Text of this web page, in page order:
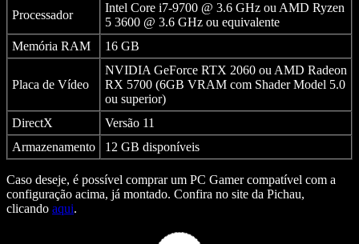
Processador
Intel Core i7-9700 @ 3.6 GHz ou AMD Ryzen
5 3600 @ 3.6 GHz ou equivalente
Memória RAM
16 GB
Placa de Vídeo
NVIDIA GeForce RTX 2060 ou AMD Radeon
RX 5700 (6GB VRAM com Shader Model 5.0
ou superior)
DirectX
Versão 11
Armazenamento
12 GB disponíveis
Caso deseje, é possível comprar um PC Gamer compatível com a
configuração acima, já montado. Confira no site da Pichau,
clicando aqui.